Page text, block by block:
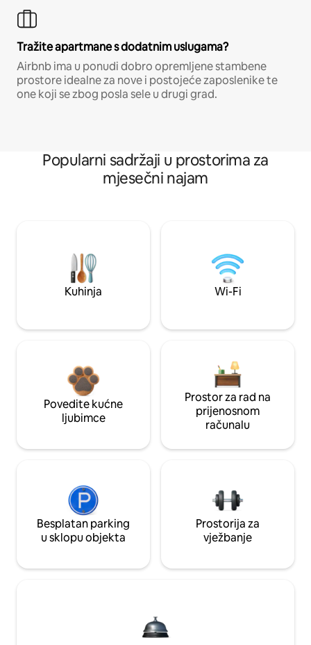
Tražite apartmane s dodatnim uslugama?
Airbnb ima u ponudi dobro opremljene stambene
prostore idealne za nove i postojeće zaposlenike te
one koji se zbog posla sele u drugi grad.
Popularni sadržaji u prostorima za
mjesečni najam
Kuhinja Wi-Fi
Povedite kućne
ljubimce
Prostor za rad na
prijenosnom
računalu
Besplatan parking
u sklopu objekta
Prostorija za
vježbanje